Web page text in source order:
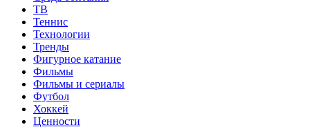
ТВ
Теннис
Технологии
Тренды
Фигурное катание
Фильмы
Фильмы и сериалы
Футбол
Хоккей
Ценности